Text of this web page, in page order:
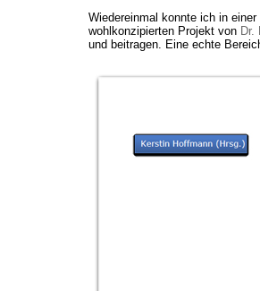
Wiedereinmal konnte ich in
wohlkonzipierten Projekt von Dr.
und beitragen. Eine echte